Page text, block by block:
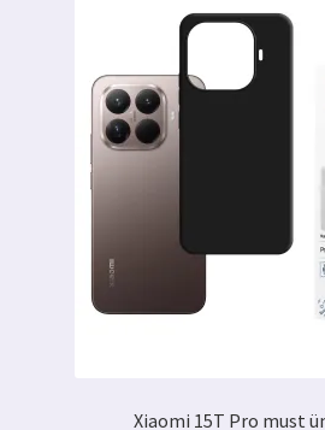
Xiaomi 15T Pro must